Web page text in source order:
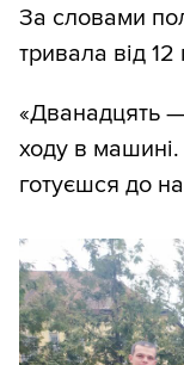
За словами
тривала від 12
«Дванадцять
ходу в
готуєшся до